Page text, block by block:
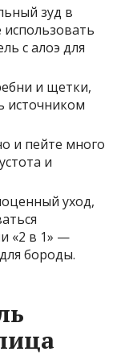
зуд в
использовать
с алоэ для
и щетки,
источником
и пейте много
и
уход,
«2 в 1» —
бороды.